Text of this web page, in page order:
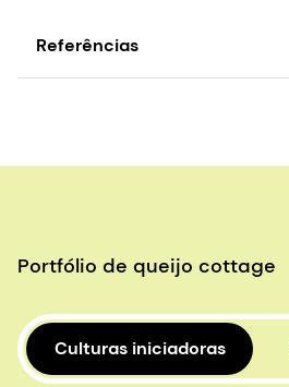
Referências
Portfólio de queijo cottage
Culturas iniciadoras